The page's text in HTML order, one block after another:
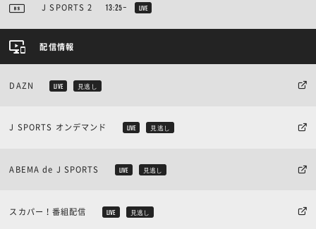
J SPORTS 2 13:25~ LIVE
配信情報
DAZN LIVE 見逃し
J SPORTS オンデマンド LIVE 見逃し
ABEMA de J SPORTS LIVE 見逃し
スカパー！番組配信 LIVE 見逃し